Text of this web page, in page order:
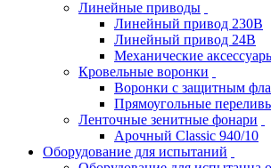
Линейные приводы
Линейный привод 230В
Линейный привод 24В
Механические
Кровельные воронки
Воронки с защитным
Прямоугольные
Ленточные зенитные фонари
Арочный Classic 940/10
Оборудование для испытаний